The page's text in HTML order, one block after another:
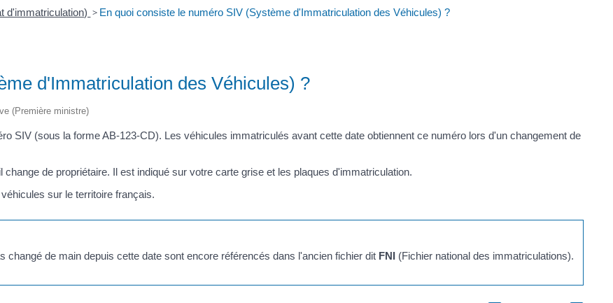
d'immatriculation) > En quoi consiste le numéro SIV (Système d'Immatriculation des Véhicules) ?
d'Immatriculation des Véhicules) ?
(Première ministre)
SIV (sous la forme AB-123-CD). Les véhicules immatriculés avant cette date obtiennent ce numéro lors d'un changement de
de propriétaire. Il est indiqué sur votre carte grise et les plaques d'immatriculation.
sur le territoire français.
de main depuis cette date sont encore référencés dans l'ancien fichier dit FNI (Fichier national des immatriculations).